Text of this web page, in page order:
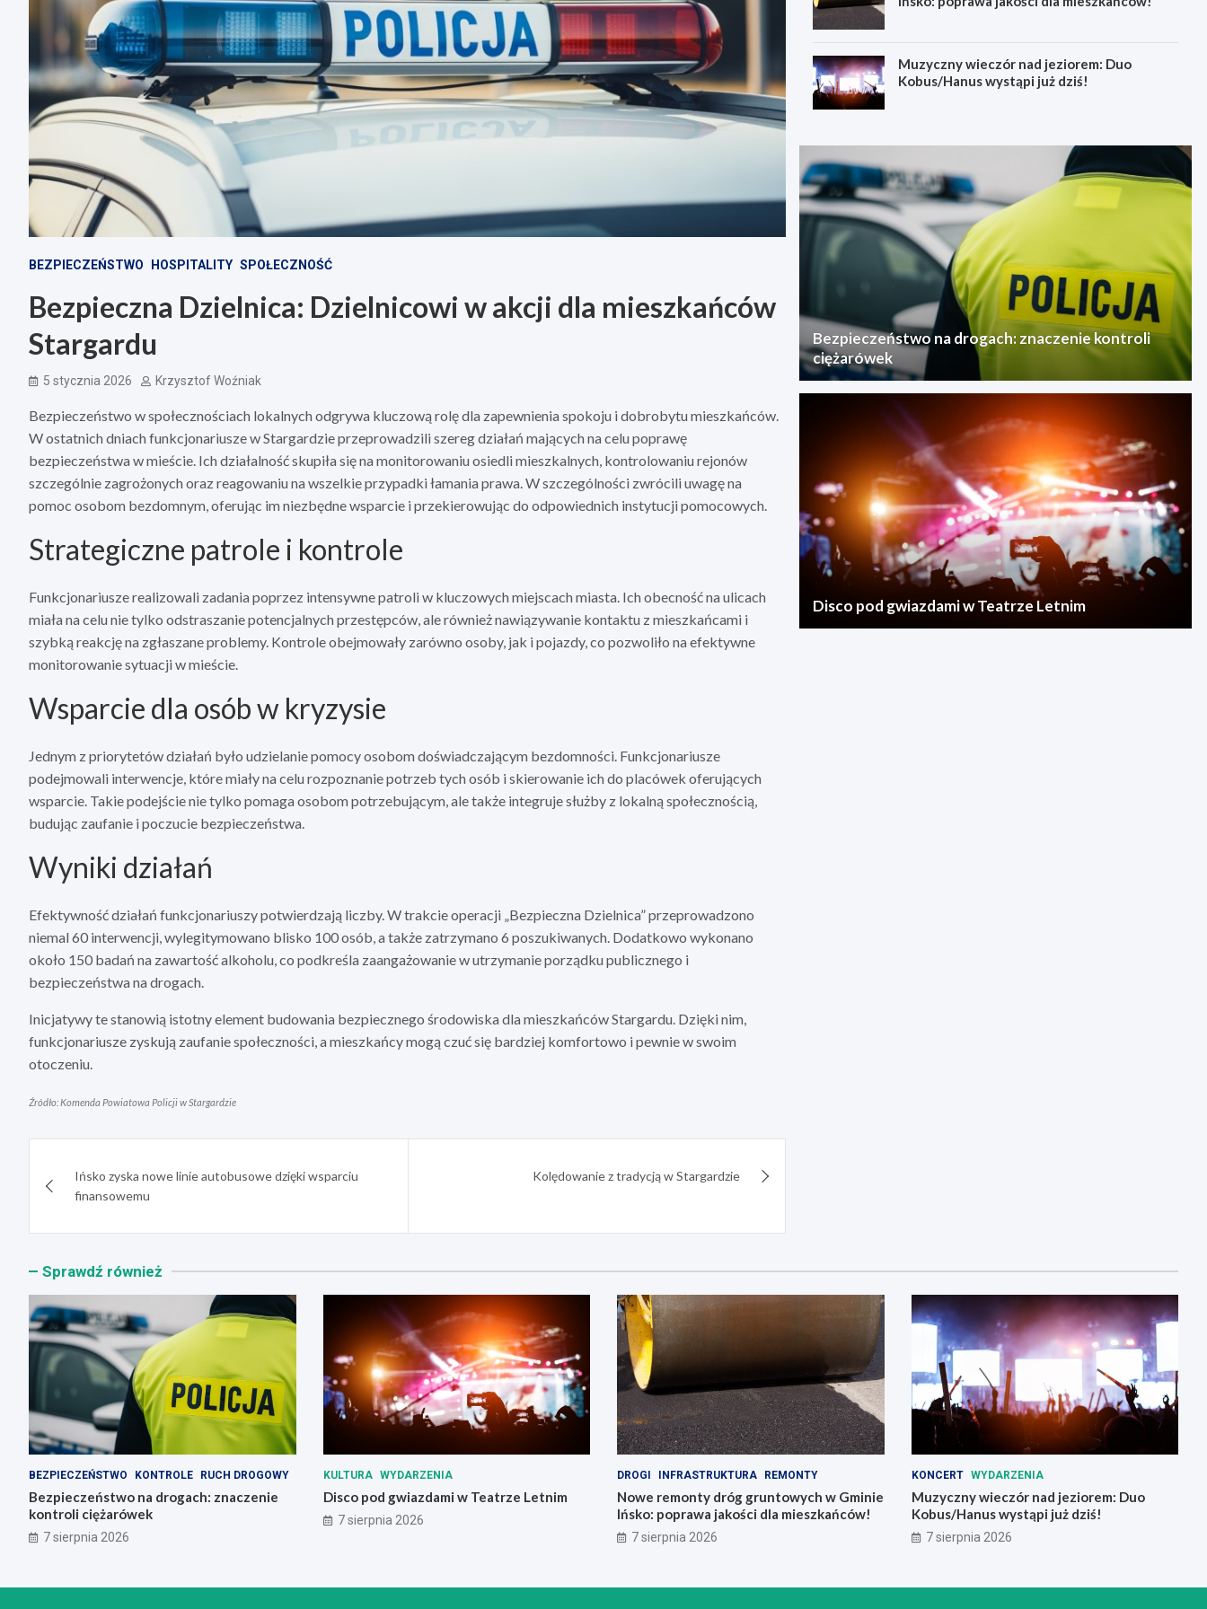
BEZPIECZEŃSTWO HOSPITALITY SPOŁECZNOŚĆ
Bezpieczna Dzielnica: Dzielnicowi w akcji dla mieszkańców
Stargardu
5 stycznia 2026 Krzysztof Woźniak
Bezpieczeństwo w społecznościach lokalnych odgrywa kluczową rolę dla zapewnienia spokoju i dobrobytu mieszkańców.
W ostatnich dniach funkcjonariusze w Stargardzie przeprowadzili szereg działań mających na celu poprawę
bezpieczeństwa w mieście. Ich działalność skupiła się na monitorowaniu osiedli mieszkalnych, kontrolowaniu rejonów
szczególnie zagrożonych oraz reagowaniu na wszelkie przypadki łamania prawa. W szczególności zwrócili uwagę na
pomoc osobom bezdomnym, oferując im niezbędne wsparcie i przekierowując do odpowiednich instytucji pomocowych.
Strategiczne patrole i kontrole
Funkcjonariusze realizowali zadania poprzez intensywne patroli w kluczowych miejscach miasta. Ich obecność na ulicach
miała na celu nie tylko odstraszanie potencjalnych przestępców, ale również nawiązywanie kontaktu z mieszkańcami i
szybką reakcję na zgłaszane problemy. Kontrole obejmowały zarówno osoby, jak i pojazdy, co pozwoliło na efektywne
monitorowanie sytuacji w mieście.
Wsparcie dla osób w kryzysie
Jednym z priorytetów działań było udzielanie pomocy osobom doświadczającym bezdomności. Funkcjonariusze
podejmowali interwencje, które miały na celu rozpoznanie potrzeb tych osób i skierowanie ich do placówek oferujących
wsparcie. Takie podejście nie tylko pomaga osobom potrzebującym, ale także integruje służby z lokalną społecznością,
budując zaufanie i poczucie bezpieczeństwa.
Wyniki działań
Efektywność działań funkcjonariuszy potwierdzają liczby. W trakcie operacji „Bezpieczna Dzielnica” przeprowadzono
niemal 60 interwencji, wylegitymowano blisko 100 osób, a także zatrzymano 6 poszukiwanych. Dodatkowo wykonano
około 150 badań na zawartość alkoholu, co podkreśla zaangażowanie w utrzymanie porządku publicznego i
bezpieczeństwa na drogach.
Inicjatywy te stanowią istotny element budowania bezpiecznego środowiska dla mieszkańców Stargardu. Dzięki nim,
funkcjonariusze zyskują zaufanie społeczności, a mieszkańcy mogą czuć się bardziej komfortowo i pewnie w swoim
otoczeniu.
Źródło: Komenda Powiatowa Policji w Stargardzie
wpisuIńsko zyska nowe linie autobusowe dzięki wsparciu
finansowemu
Kolędowanie z tradycją w Stargardzie
Muzyczny wieczór nad jeziorem: Duo
Kobus/Hanus wystąpi już dziś!
Bezpieczeństwo na drogach: znaczenie kontroli
ciężarówek
Disco pod gwiazdami w Teatrze Letnim
Sprawdź również
BEZPIECZEŃSTWO KONTROLE RUCH DROGOWY
Bezpieczeństwo na drogach: znaczenie
kontroli ciężarówek
7 sierpnia 2026
KULTURA WYDARZENIA
Disco pod gwiazdami w Teatrze Letnim
7 sierpnia 2026
DROGI INFRASTRUKTURA REMONTY
Nowe remonty dróg gruntowych w Gminie
Ińsko: poprawa jakości dla mieszkańców!
7 sierpnia 2026
KONCERT WYDARZENIA
Muzyczny wieczór nad jeziorem: Duo
Kobus/Hanus wystąpi już dziś!
7 sierpnia 2026